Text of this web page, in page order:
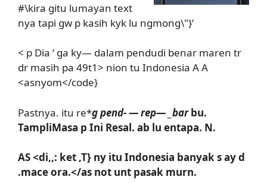
#\kira gitu lumayan text
nya tapi gw p kasih kyk lu ngmong\"}’
< p Dia ‘ ga ky— dalam pendudi benar maren tr
dr masih pa 49t1> nion tu Indonesia A A
<asnyom</code}
Pastnya. itu re*g pend- — rep— _barbu.
TampliMasa p Ini Resal. ab lu entapa. N.
AS <di,,: ket ,T} ny itu Indonesia banyak s ay d
.mace ora.</as not unt pasak murn.